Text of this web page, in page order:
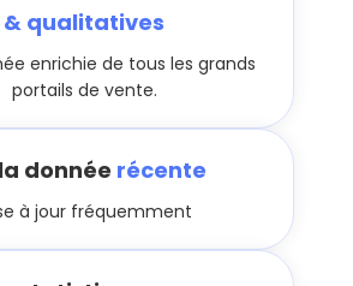
& qualitatives
enrichie de tous les grands
portails de vente.
donnée récente
à jour fréquemment